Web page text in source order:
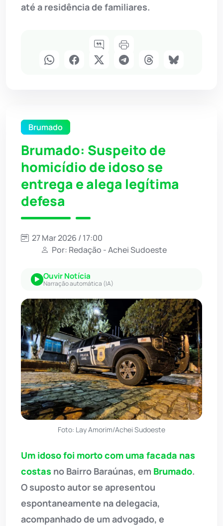
até a residência de familiares.
Brumado
Brumado: Suspeito de
homicídio de idoso se
entrega e alega legítima
defesa
27 Mar 2026 / 17:00
Por: Redação - Achei Sudoeste
Ouvir Notícia
Narração automática (IA)
Foto: Lay Amorim/Achei Sudoeste
Um idoso foi morto com uma facada nas
costas no Bairro Baraúnas, em Brumado.
O suposto autor se apresentou
espontaneamente na delegacia,
acompanhado de um advogado, e